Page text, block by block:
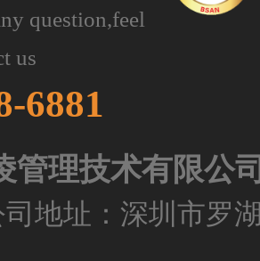
question,feel
us
6881
管理技术有限公
地址：深圳市罗